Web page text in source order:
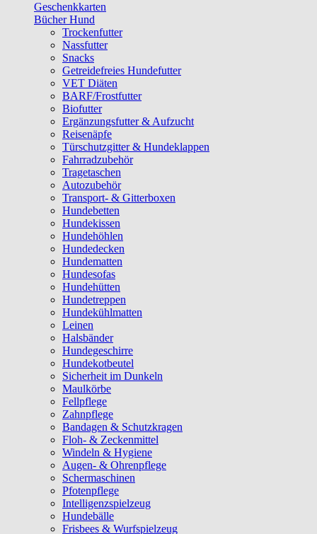
Geschenkkarten
Bücher Hund
Trockenfutter
Nassfutter
Snacks
Getreidefreies Hundefutter
VET Diäten
BARF/Frostfutter
Biofutter
Ergänzungsfutter & Aufzucht
Reisenäpfe
Türschutzgitter & Hundeklappen
Fahrradzubehör
Tragetaschen
Autozubehör
Transport- & Gitterboxen
Hundebetten
Hundekissen
Hundehöhlen
Hundedecken
Hundematten
Hundesofas
Hundehütten
Hundetreppen
Hundekühlmatten
Leinen
Halsbänder
Hundegeschirre
Hundekotbeutel
Sicherheit im Dunkeln
Maulkörbe
Fellpflege
Zahnpflege
Bandagen & Schutzkragen
Floh- & Zeckenmittel
Windeln & Hygiene
Augen- & Ohrenpflege
Schermaschinen
Pfotenpflege
Intelligenzspielzeug
Hundebälle
Frisbees & Wurfspielzeug